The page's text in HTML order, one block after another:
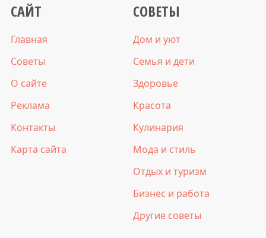
САЙТ
Главная
Советы
О сайте
Реклама
Контакты
Карта сайта
СОВЕТЫ
Дом и уют
Семья и дети
Здоровье
Красота
Кулинария
Мода и стиль
Отдых и туризм
Бизнес и работа
Другие советы